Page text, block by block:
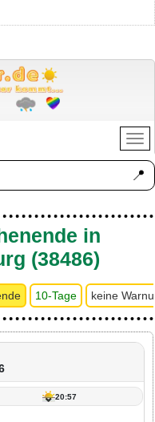
📍
in
(38486)
10-Tage keine
20:57